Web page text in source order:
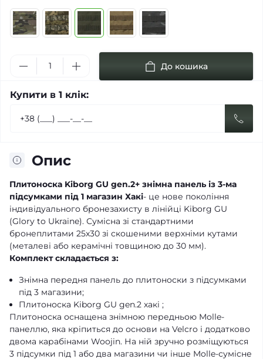
До кошика
Купити в 1 клік:
Опис
Плитоноска Kiborg GU gen.2+ знімна панель із 3-ма
підсумками під 1 магазин Хакі- це нове покоління
індивідуального бронезахисту в лінійці Kiborg GU
(Glory to Ukraine). Сумісна зі стандартними
бронеплитами 25х30 зі скошеними верхніми кутами
(металеві або керамічні товщиною до 30 мм).
Комплект складається з:
Знімна передня панель до плитоноски з підсумками
під 3 магазини;
Плитоноска Kiborg GU gen.2 хакі ;
Плитоноска оснащена знімною передньою Molle-
панеллю, яка кріпиться до основи на Velcro і додатково
двома карабінами Woojin. На ній зручно розміщуються
3 підсумки під 1 або два магазини чи інше Molle-сумісне